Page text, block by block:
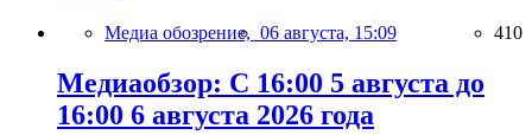
Медиа обозрение, 06 августа, 15:09 410
Медиаобзор: С 16:00 5 августа до
16:00 6 августа 2026 года